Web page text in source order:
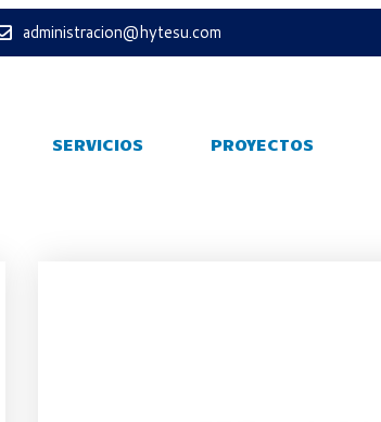
administracion@hytesu.com
SERVICIOS PROYECTOS